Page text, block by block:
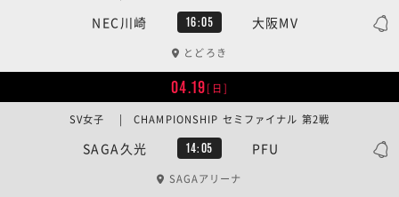
NEC川崎 16:05 大阪MV
とどろき
04.19[日]
SAGA久光 14:05 PFU
SV女子 | CHAMPIONSHIP セミファイナル 第2戦
SAGAアリーナ